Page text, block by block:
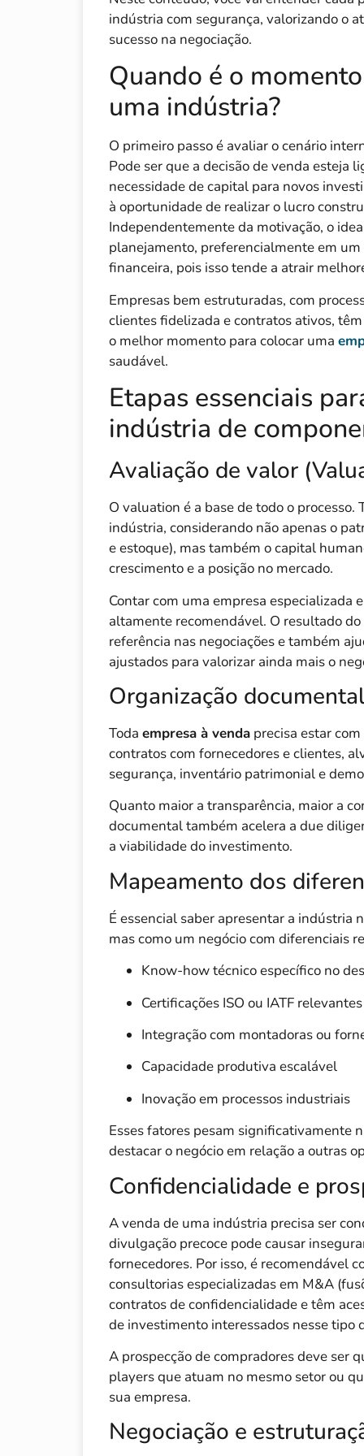
indústria com segurança, valorizando o
sucesso na negociação.
Quando é o
uma indústria?
O primeiro passo é avaliar o cenário
Pode ser que a decisão de venda esteja
necessidade de capital para novos
à oportunidade de realizar o lucro
Independentemente da motivação, o
planejamento, preferencialmente em
financeira, pois isso tende a atrair
Empresas bem estruturadas, com
clientes fidelizada e contratos ativos,
o melhor momento para colocar uma
saudável.
Etapas essenciais
indústria de
Avaliação de valor
O valuation é a base de todo o
indústria, considerando não apenas o
e estoque), mas também o capital
crescimento e a posição no mercado.
Contar com uma empresa especializada
altamente recomendável. O resultado
referência nas negociações e também
ajustados para valorizar ainda mais o
Organização
Toda empresa à venda precisa estar
contratos com fornecedores e clientes,
segurança, inventário patrimonial e
Quanto maior a transparência, maior a
documental também acelera a due
a viabilidade do investimento.
Mapeamento dos
É essencial saber apresentar a indústria
mas como um negócio com diferenciais
Know-how técnico específico no
Certificações ISO ou IATF
Integração com montadoras ou
Capacidade produtiva escalável
Inovação em processos industriais
Esses fatores pesam significativamente
destacar o negócio em relação a outras
Confidencialidade e
A venda de uma indústria precisa ser
divulgação precoce pode causar
fornecedores. Por isso, é recomendável
consultorias especializadas em M&A
contratos de confidencialidade e têm
de investimento interessados nesse tipo
A prospecção de compradores deve ser
players que atuam no mesmo setor ou
sua empresa.
Negociação e